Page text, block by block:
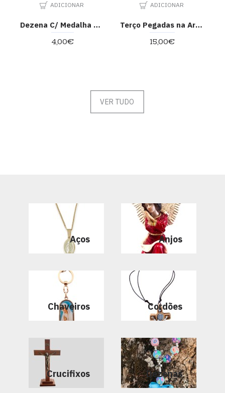
Dezena C/ Medalha do Jubileu
4,00€
ADICIONAR
Terço Pegadas na Areia
15,00€
ADICIONAR
VER TUDO
Aços Anjos
Chaveiros Cordões
Crucifixos Dezenas